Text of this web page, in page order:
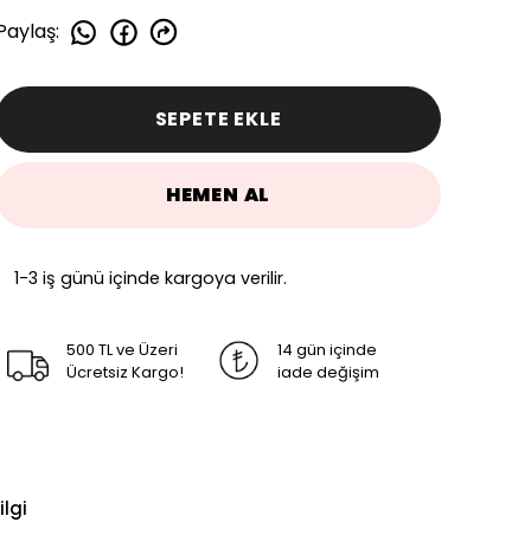
:
SEPETE EKLE
HEMEN AL
1-3 iş günü içinde kargoya verilir.
500 TL ve Üzeri
Ücretsiz Kargo!
14 gün içinde
iade değişim